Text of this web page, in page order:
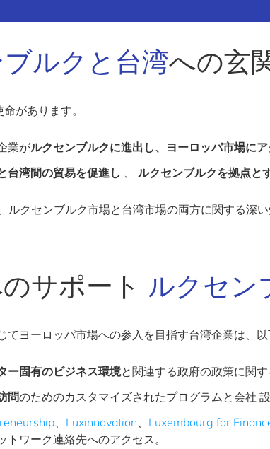
ルクと台湾への玄
があります。
業がルクセンブルクに進出し、ヨーロッパ市場に
台湾間の貿易を促進し 、 ルクセンブルクを拠点と
ルクセンブルク市場と台湾市場の両方に関する深
サポート ルクセン
てヨーロッパ市場への参入を目指す台湾企業は、
ー固有のビジネス環境と関連する政府の政策に関す
問のためのカスタマイズされたプログラムと会社
、 Luxinnovation、 Luxembourg for
トワーク連絡先へのアクセス。